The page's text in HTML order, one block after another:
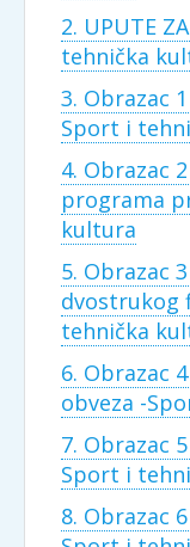
2. UPUTE
tehnička
3. Obrazac
Sport i
4. Obrazac
programa
kultura
5. Obrazac
dvostrukog
tehnička
6. Obrazac
obveza -
7. Obrazac
Sport i
8. Obrazac